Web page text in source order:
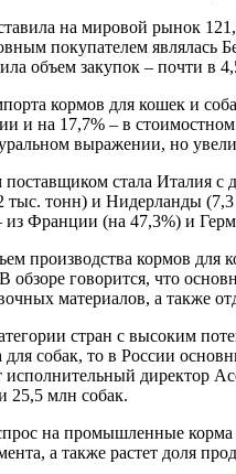
на мировой рынок
покупателем являлась
объем закупок – почти в
кормов для кошек и
и на 17,7% – в
выражении, но
стала Италия
тыс. тонн) и Нидерланды
из Франции (на 47,3%) и
производства кормов для
обзоре говорится, что
материалов, а также
стран с высоким
собак, то в России
директор
25,5 млн собак.
на промышленные корма
а также растет доля